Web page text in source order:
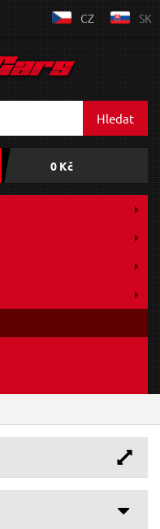
CZ SK
Hledat
0 Kč